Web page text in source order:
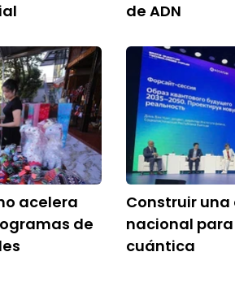
de ADN
acelera
de
Construir
nacional
cuántica